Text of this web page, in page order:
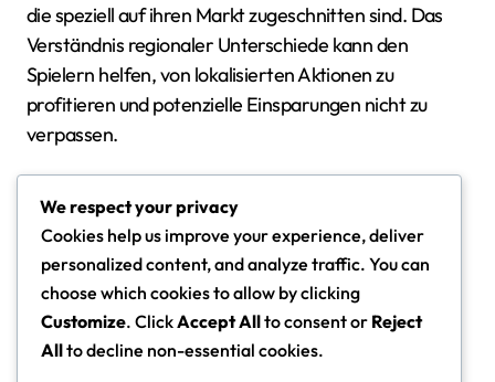
die speziell auf ihren Markt zugeschnitten sind. Das
Verständnis regionaler Unterschiede kann den
Spielern helfen, von lokalisierten Aktionen zu
profitieren und potenzielle Einsparungen nicht zu
verpassen.
Recherchieren Sie lokale Einzelhändler
nach exklusiven regionalen Angeboten.
Treten Sie lokalen Gaming-Communities
bei, um Codes zu teilen und zu entdecken.
Seien Sie sich der
Währungsumrechnungen bewusst, wenn
We respect your privacy
Cookies help us improve your experience, deliver
personalized content, and analyze traffic. You can
choose which cookies to allow by clicking
Customize. ClickAccept Allto consent or Reject
Allto decline non-essential cookies.